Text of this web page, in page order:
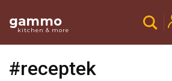
gammo
kitchen & more
#receptek